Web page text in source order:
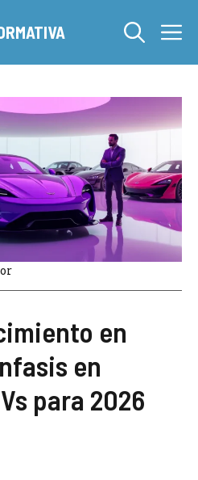
en
en
para 2026